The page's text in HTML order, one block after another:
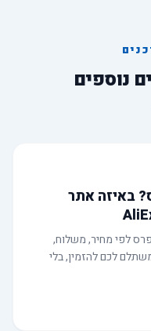
נוספים
באיזה אתר
לפי מחיר, משלוח,
לכם להזמין, בלי